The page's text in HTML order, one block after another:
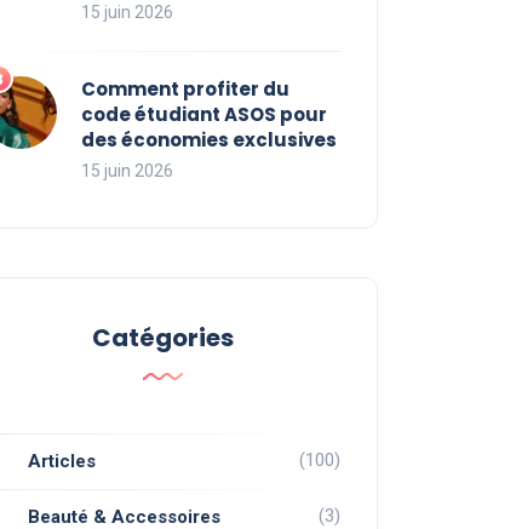
15 juin 2026
Comment profiter du
code étudiant ASOS pour
des économies exclusives
15 juin 2026
Catégories
Articles (100)
Beauté & Accessoires (3)